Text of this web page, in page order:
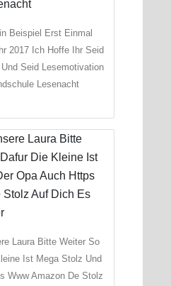
Beispiel Erst Einmal
2017 Ich Hoffe Ihr Seid
Seid Lesemotivation
Lesenacht
Laura Bitte Weiter So
Ist Mega Stolz Und
Www Amazon De Stolz